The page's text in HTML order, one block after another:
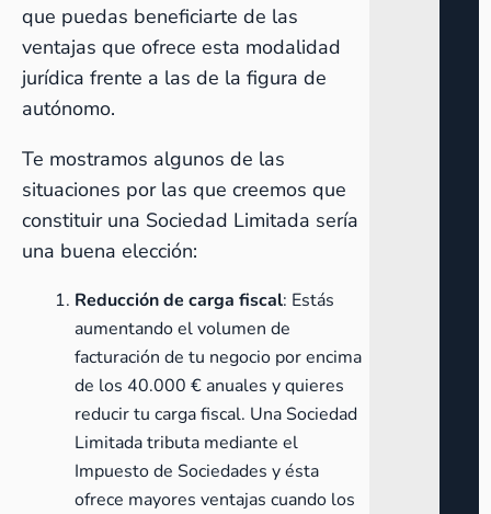
que puedas beneficiarte de las
ventajas que ofrece esta modalidad
jurídica frente a las de la figura de
autónomo.
Te mostramos algunos de las
situaciones por las que creemos que
constituir una Sociedad Limitada sería
una buena elección:
Reducción de carga fiscal: Estás
aumentando el volumen de
facturación de tu negocio por encima
de los 40.000 € anuales y quieres
reducir tu carga fiscal. Una Sociedad
Limitada tributa mediante el
Impuesto de Sociedades y ésta
ofrece mayores ventajas cuando los